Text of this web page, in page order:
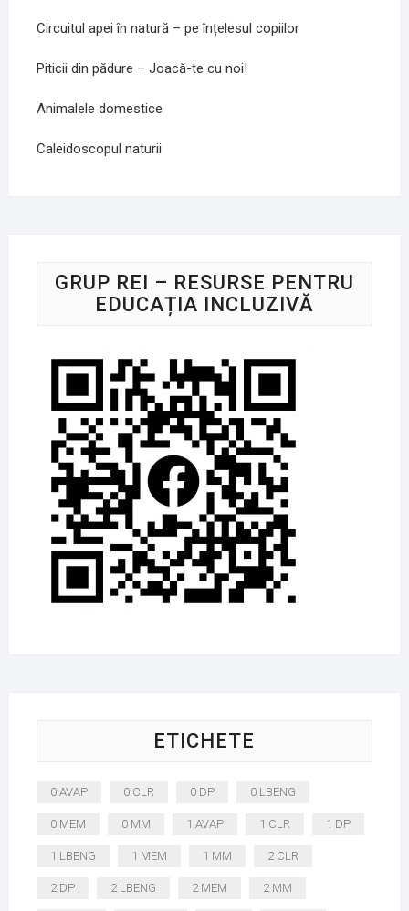
Circuitul apei în natură – pe înțelesul copiilor
Piticii din pădure – Joacă-te cu noi!
Animalele domestice
Caleidoscopul naturii
GRUP REI – RESURSE PENTRU
EDUCAȚIA INCLUZIVĂ
ETICHETE
0 AVAP 0 CLR 0 DP 0 LBENG
0 MEM 0 MM 1 AVAP 1 CLR 1 DP
1 LBENG 1 MEM 1 MM 2 CLR
2 DP 2 LBENG 2 MEM 2 MM